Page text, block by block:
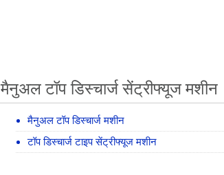
मैनुअल टॉप डिस्चार्ज सेंट्रीफ्यूज मशीन
मैनुअल टॉप डिस्चार्ज मशीन
टॉप डिस्चार्ज टाइप सेंट्रीफ्यूज मशीन